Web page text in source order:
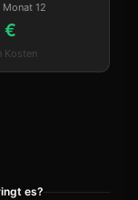
12
€
Kosten
es?